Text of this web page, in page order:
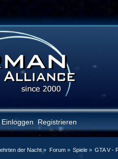
Einloggen Registrieren
der Nacht» Forum» Spiele» GTA V -